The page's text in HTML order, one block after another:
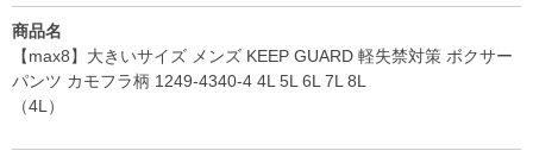
商品名
【max8】大きいサイズ メンズ KEEP GUARD 軽失禁対策 ボクサー
パンツ カモフラ柄 1249-4340-4 4L 5L 6L 7L 8L
（4L）